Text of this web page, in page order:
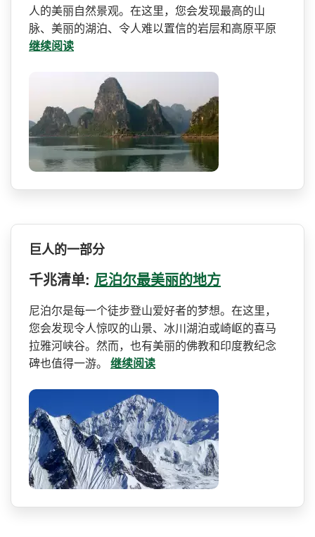
人的美丽自然景观。在这里，您会­发现最高的山
脉、美丽的湖泊、令人难以置信的岩层和­高原平原
继续阅读
巨人的一部分
千兆清单: 尼泊尔最美丽的地方
尼泊尔是每一个徒步登山爱好­者的梦想。在这里，
您会发现令人惊叹的山景、冰川湖­泊或崎岖的喜马
拉雅河峡谷。然而，也有美丽的佛教和­印度教纪念
碑也值得一游。 继续阅读